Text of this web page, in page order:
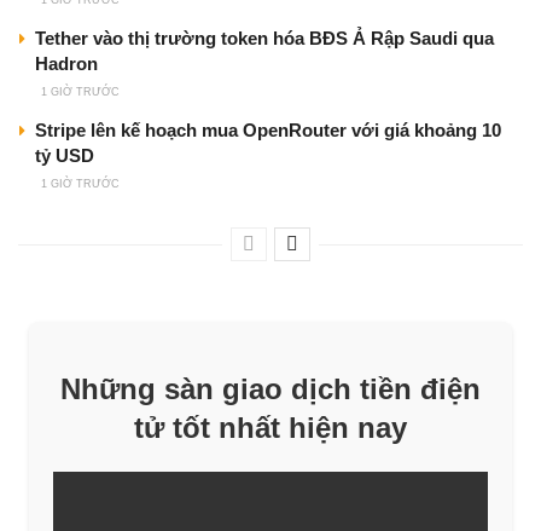
Tether vào thị trường token hóa BĐS Ả Rập Saudi qua
Hadron
1 GIỜ TRƯỚC
Stripe lên kế hoạch mua OpenRouter với giá khoảng 10
tỷ USD
1 GIỜ TRƯỚC
Những sàn giao dịch tiền điện
tử tốt nhất hiện nay